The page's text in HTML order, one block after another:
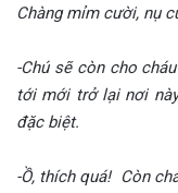
Chàng mỉm cười, nụ
-Chú sẽ còn cho
tới mới trở lại nơi
đặc biệt.
-Ồ, thích quá! Còn